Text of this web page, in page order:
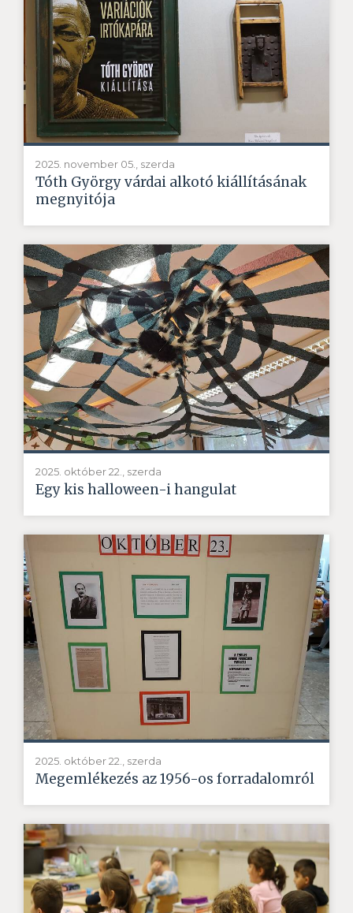
2025. november 05., szerda
Tóth György várdai alkotó kiállításának
megnyitója
2025. október 22., szerda
Egy kis halloween-i hangulat
2025. október 22., szerda
Megemlékezés az 1956-os forradalomról